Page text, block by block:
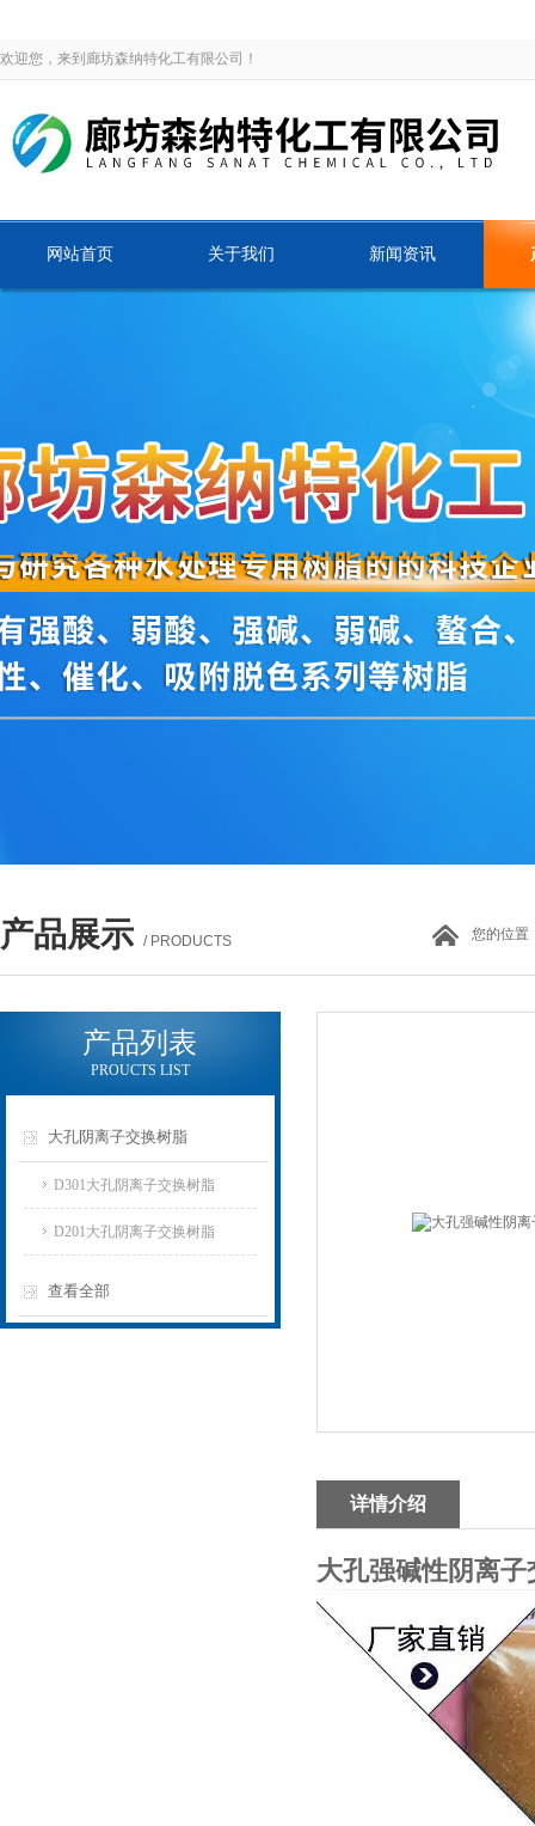
欢迎您，来到廊坊森纳特化工有限公司！
网站首页 关于我们 新闻资讯
产品展示 / PRODUCTS 您的位置
产品列表
PROUCTS LIST
大孔阴离子交换树脂
D301大孔阴离子交换树脂
D201大孔阴离子交换树脂
查看全部
详情介绍
大孔强碱性阴离